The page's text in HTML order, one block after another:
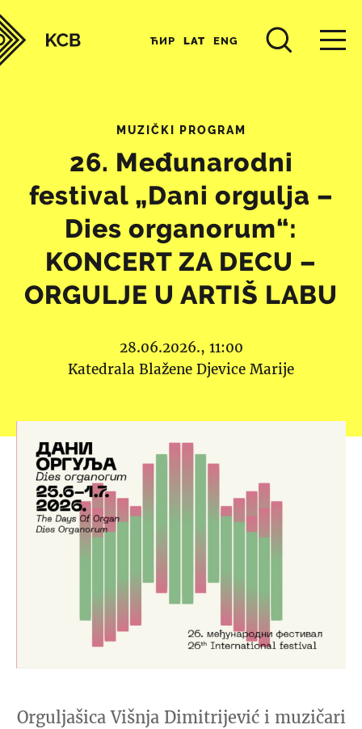
ЋИР LAT ENG
MUZIČKI PROGRAM
26. Međunarodni
festival „Dani orgulja –
Dies organorum“:
KONCERT ZA DECU –
ORGULJE U ARTIŠ LABU
28.06.2026., 11:00
Katedrala Blažene Djevice Marije
Orguljašica Višnja Dimitrijević i muzičari